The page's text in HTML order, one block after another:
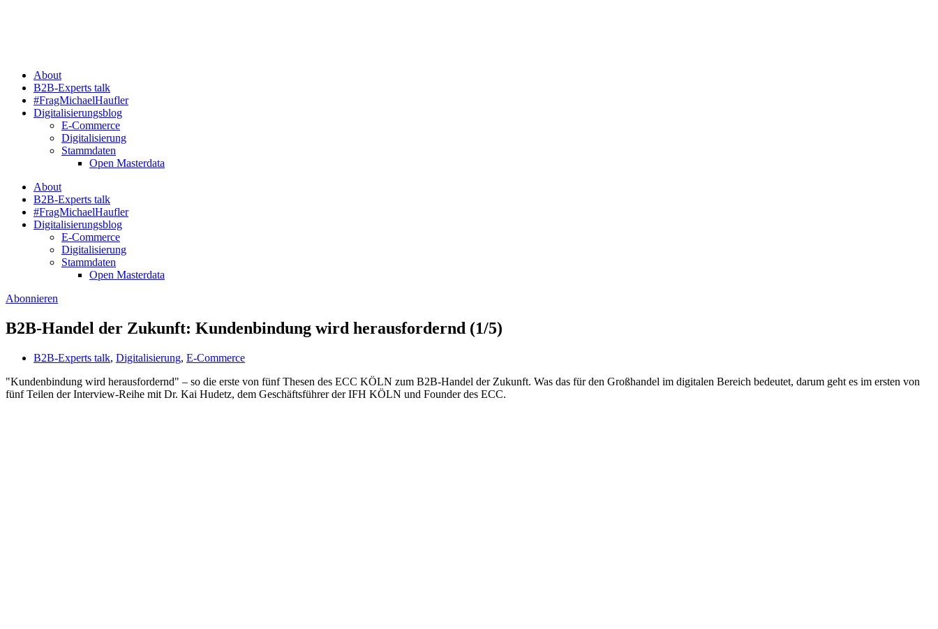
About
B2B-Experts talk
#FragMichaelHaufler
Digitalisierungsblog
E-Commerce
Digitalisierung
Stammdaten
Open Masterdata
About
B2B-Experts talk
#FragMichaelHaufler
Digitalisierungsblog
E-Commerce
Digitalisierung
Stammdaten
Open Masterdata
Abonnieren
B2B-Handel der Zukunft: Kundenbindung wird herausfordernd (1/5)
B2B-Experts talk, Digitalisierung, E-Commerce
"Kundenbindung wird herausfordernd" – so die erste von fünf Thesen des ECC KÖLN zum B2B-Handel der Zukunft. Was das für den Großhandel im digitalen Bereich bedeutet, darum geht es im ersten von
fünf Teilen der Interview-Reihe mit Dr. Kai Hudetz, dem Geschäftsführer der IFH KÖLN und Founder des ECC.